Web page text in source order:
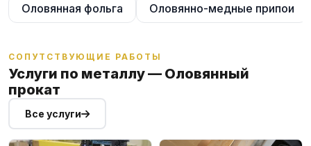
Оловянная фольга Оловянно-медные припои
СОПУТСТВУЮЩИЕ РАБОТЫ
Услуги по металлу — Оловянный
прокат
Все услуги